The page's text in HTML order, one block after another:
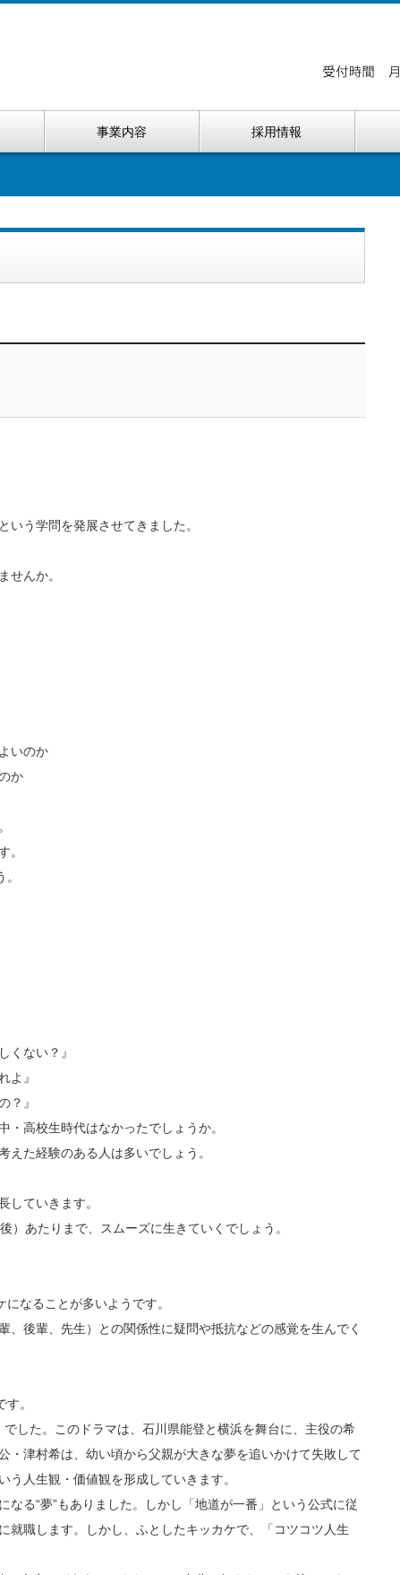
事業内容 採用情報
う学問を発展させてきました。
せんか。
いのか
か
。
くない？』
よ』
？』
高校生時代はなかったでしょうか。
えた経験のある人は多いでしょう。
していきます。
あたりまで、スムーズに生きていくでしょう。
なることが多いようです。
後輩、先生）との関係性に疑問や抵抗などの感覚を生んでく
。
した。このドラマは、石川県能登と横浜を舞台に、主役の希
・津村希は、幼い頃から父親が大きな夢を追いかけて失敗して
人生観・価値観を形成していきます。
る“夢”もありました。しかし「地道が一番」という公式に従
就職します。しかし、ふとしたキッカケで、「コツコツ人生